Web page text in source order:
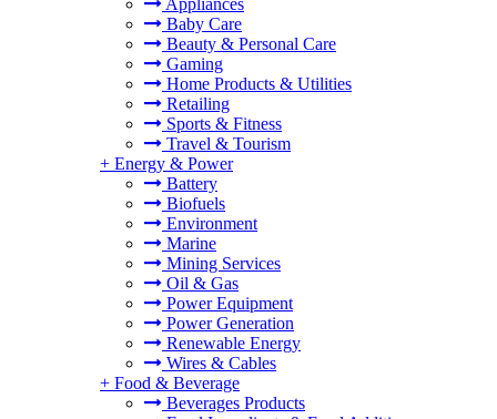
Appliances
Baby Care
Beauty & Personal Care
Gaming
Home Products & Utilities
Retailing
Sports & Fitness
Travel & Tourism
+ Energy & Power
Battery
Biofuels
Environment
Marine
Mining Services
Oil & Gas
Power Equipment
Power Generation
Renewable Energy
Wires & Cables
+ Food & Beverage
Beverages Products